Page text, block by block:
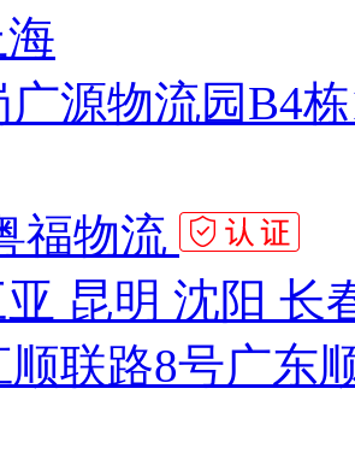
海
源物流园B4
福物流
亚 昆明 沈阳 长
顺联路8号广东